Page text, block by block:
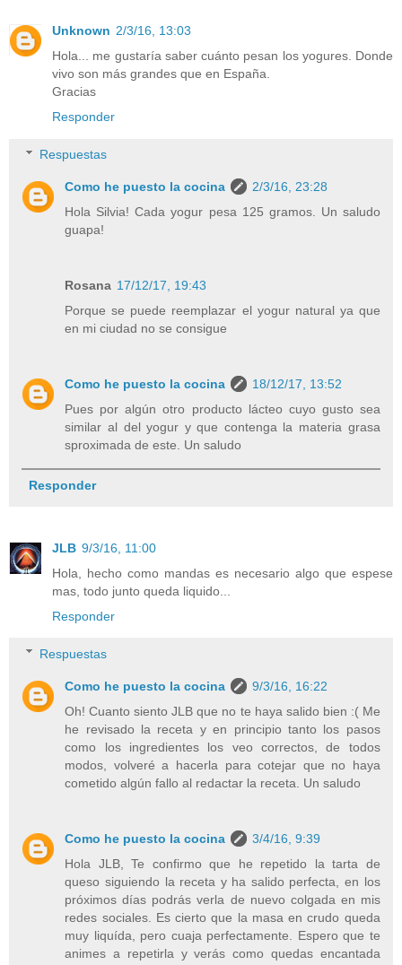
Unknown 2/3/16, 13:03
Hola... me gustaría saber cuánto pesan los yogures. Donde
vivo son más grandes que en España.
Gracias
Responder
Respuestas
Como he puesto la cocina
2/3/16, 23:28
Hola Silvia! Cada yogur pesa 125 gramos. Un saludo
guapa!
Rosana 17/12/17, 19:43
Porque se puede reemplazar el yogur natural ya que
en mi ciudad no se consigue
Como he puesto la cocina
18/12/17, 13:52
Pues por algún otro producto lácteo cuyo gusto sea
similar al del yogur y que contenga la materia grasa
sproximada de este. Un saludo
Responder
JLB 9/3/16, 11:00
Hola, hecho como mandas es necesario algo que espese
mas, todo junto queda liquido...
Responder
Respuestas
Como he puesto la cocina
9/3/16, 16:22
Oh! Cuanto siento JLB que no te haya salido bien :( Me
he revisado la receta y en principio tanto los pasos
como los ingredientes los veo correctos, de todos
modos, volveré a hacerla para cotejar que no haya
cometido algún fallo al redactar la receta. Un saludo
Como he puesto la cocina
3/4/16, 9:39
Hola JLB, Te confirmo que he repetido la tarta de
queso siguiendo la receta y ha salido perfecta, en los
próximos días podrás verla de nuevo colgada en mis
redes sociales. Es cierto que la masa en crudo queda
muy liquída, pero cuaja perfectamente. Espero que te
animes a repetirla y verás como quedas encantada